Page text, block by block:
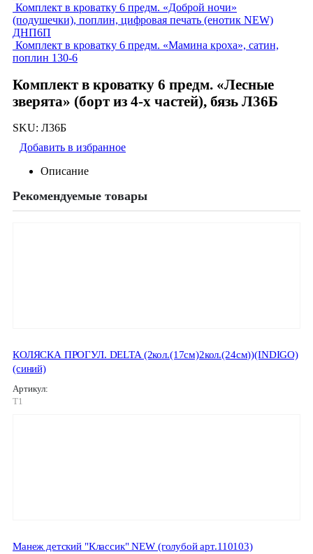
Комплект в кроватку 6 предм. «Доброй ночи»
(подушечки), поплин, цифровая печать (енотик NEW)
ДНП6П
Комплект в кроватку 6 предм. «Мамина кроха», сатин,
поплин 130-6
Комплект в кроватку 6 предм. «Лесные
зверята» (борт из 4-х частей), бязь Л36Б
SKU: Л36Б
Добавить в избранное
Описание
Рекомендуемые товары
КОЛЯСКА ПРОГУЛ. DELTA (2кол.(17см)2кол.(24см))(INDIGO)
(синий)
Артикул:
T1
Манеж детский "Классик" NEW (голубой арт.110103)